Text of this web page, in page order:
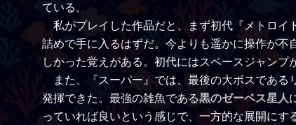
ている。
私がプレイした作品だと、まず初代『メトロイ
詰めで手に入るはずだ。今よりも遥かに操作が不
しかった覚えがある。初代にはスペースジャンプ
また、『スーパー』では、最後の大ボスである
発揮できた。最強の雑魚である黒のゼーベス星人
っていれば良いという感じで、一方的な展開にす